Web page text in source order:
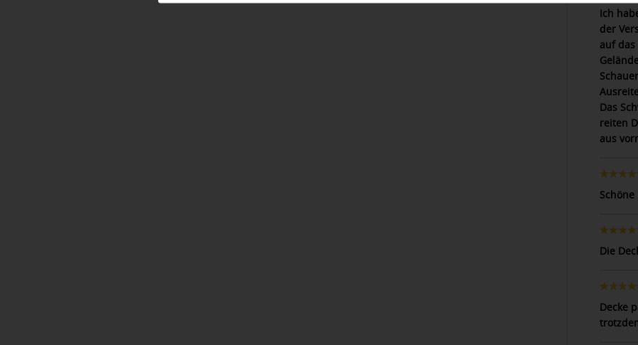
Ich
der
auf
Das
reiten
aus
Schöne
Die
Decke